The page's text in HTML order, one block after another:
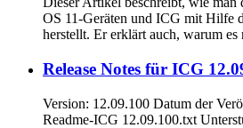
OS 11-Geräten und ICG mit Hilfe
herstellt. Er erklärt auch, warum
Release Notes für ICG
Version: 12.09.100 Datum der
Readme-ICG 12.09.100.txt